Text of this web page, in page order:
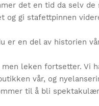
det en tid da selv de
og gi stafettpinnen
er en del av historien
leken fortsetter. Vi
vår, og
til å bli